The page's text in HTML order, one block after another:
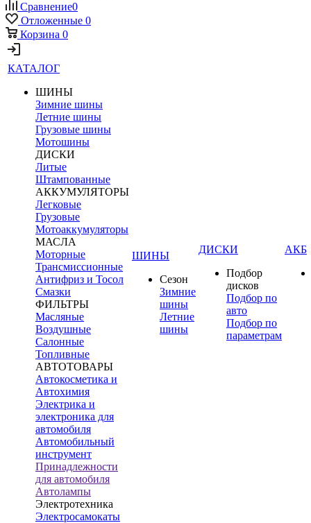
Сравнение0
Отложенные 0
Корзина 0
КАТАЛОГ
ШИНЫ
Зимние шины
Летние шины
Грузовые шины
Мотошины
ДИСКИ
Литые
Штампованные
АККУМУЛЯТОРЫ
Легковые
Грузовые
Мотоаккумуляторы
МАСЛА
Моторные
Трансмиссионные
Антифриз и Тосол
Смазки
ФИЛЬТРЫ
Масляные
Воздушные
Салонные
Топливные
АВТОТОВАРЫ
Автокосметика и
Автохимия
Электрика и
электроника для
автомобиля
Автомобильный
инструмент
Принадлежности
для автомобиля
Автолампы
Электротехника
Электросамокаты
ШИНЫ
Сезон
Зимние
шины
Летние
шины
ДИСКИ
Подбор
дисков
Подбор по
авто
Подбор по
параметрам
АКБ